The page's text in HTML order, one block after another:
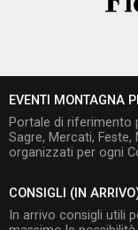
EVENTI MONTAGNA
Portale di riferimento
Sagre, Mercati,
organizzati per ogni
CONSIGLI (IN
In arrivo consigli utili